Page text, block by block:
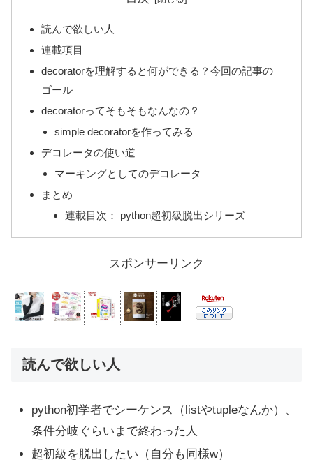
読んで欲しい人
連載項目
decoratorを理解すると何ができる？今回の記事の
ゴール
decoratorってそもそもなんなの？
simple decoratorを作ってみる
デコレータの使い道
マーキングとしてのデコレータ
まとめ
連載目次： python超初級脱出シリーズ
スポンサーリンク
読んで欲しい人
python初学者でシーケンス（listやtupleなんか）、
条件分岐ぐらいまで終わった人
超初級を脱出したい（自分も同様w）